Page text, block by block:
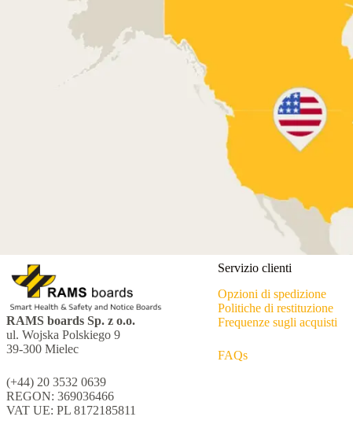
RAMS boards Sp. z o.o.
ul. Wojska Polskiego 9
39-300 Mielec
(+44) 20 3532 0639
REGON: 369036466
VAT UE: PL 8172185811
Servizio clienti
Opzioni di spedizione
Politiche di restituzione
Frequenze sugli acquisti
FAQs